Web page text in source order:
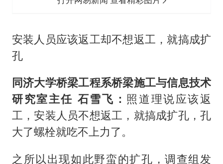
安装人员应该返工却不想返工，就搞成扩
孔
同济大学桥梁工程系桥梁施工与信息技术
研究室主任 石雪飞： 照道理说应该返
工，安装人员不想返工，就搞成扩孔，孔
大了螺栓就吃不上力了。
之所以出现如此野蛮的扩孔，调查组发